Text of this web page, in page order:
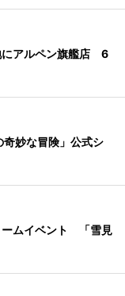
にアルペン旗艦店 6
奇妙な冒険」公式シ
ームイベント 「雪見